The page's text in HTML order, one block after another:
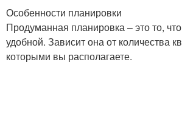
Особенности планировки
Продуманная планировка – это то,
удобной. Зависит она от количества
которыми вы располагаете.